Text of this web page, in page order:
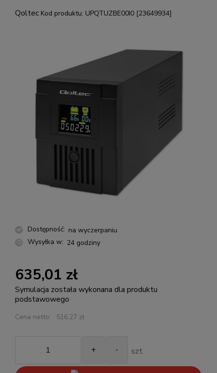
Qoltec Kod produktu: UPQTUZBE00I0 [23649934]
Dostępność: na wyczerpaniu
Wysyłka w: 24 godziny
635,01 zł
Symulacja została wykonana dla produktu
podstawowego
Cena netto: 516,27 zł
+ - szt.